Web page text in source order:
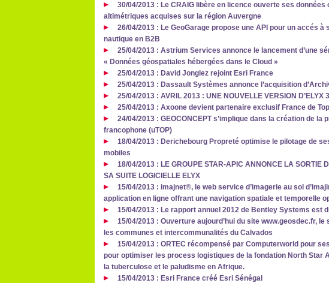
30/04/2013 : Le CRAIG libère en licence ouverte ses
altimétriques acquises sur la région Auvergne
26/04/2013 : Le GeoGarage propose une API pour un accés
nautique en B2B
25/04/2013 : Astrium Services annonce le lancement d’une
« Données géospatiales hébergées dans le Cloud »
25/04/2013 : David Jonglez rejoint Esri France
25/04/2013 : Dassault Systèmes annonce l’acquisition
25/04/2013 : AVRIL 2013 : UNE NOUVELLE VERSION D’ELYX
25/04/2013 : Axoone devient partenaire exclusif France de
24/04/2013 : GEOCONCEPT s’implique dans la création de
francophone (uTOP)
18/04/2013 : Derichebourg Propreté optimise le pilotage de
mobiles
18/04/2013 : LE GROUPE STAR-APIC ANNONCE LA SORTIE
SA SUITE LOGICIELLE ELYX
15/04/2013 : imajnet®, le web service d’imagerie au sol
application en ligne offrant une navigation spatiale et temporelle
15/04/2013 : Le rapport annuel 2012 de Bentley Systems est
15/04/2013 : Ouverture aujourd’hui du site www.geosdec.fr,
les communes et intercommunalités du Calvados
15/04/2013 : ORTEC récompensé par Computerworld pour
pour optimiser les process logistiques de la fondation North Star
la tuberculose et le paludisme en Afrique.
15/04/2013 : Esri France créé Esri Sénégal